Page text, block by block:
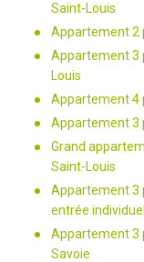
Saint-Louis
Appartement 2
Appartement 3
Louis
Appartement 4
Appartement 3
Grand
Saint-Louis
Appartement 3
entrée
Appartement 3
Savoie